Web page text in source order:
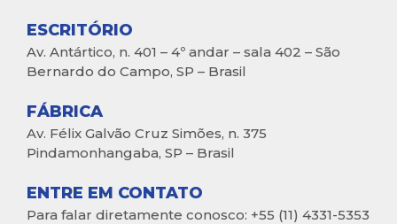
ESCRITÓRIO
Av. Antártico, n. 401 – 4º andar – sala 402 – São
Bernardo do Campo, SP – Brasil
FÁBRICA
Av. Félix Galvão Cruz Simões, n. 375
Pindamonhangaba, SP – Brasil
ENTRE EM CONTATO
Para falar diretamente conosco: +55 (11) 4331-5353